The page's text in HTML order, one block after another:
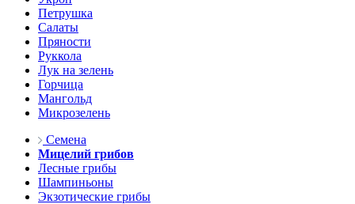
Петрушка
Салаты
Пряности
Руккола
Лук на зелень
Горчица
Мангольд
Микрозелень
Семена
Мицелий грибов
Лесные грибы
Шампиньоны
Экзотические грибы